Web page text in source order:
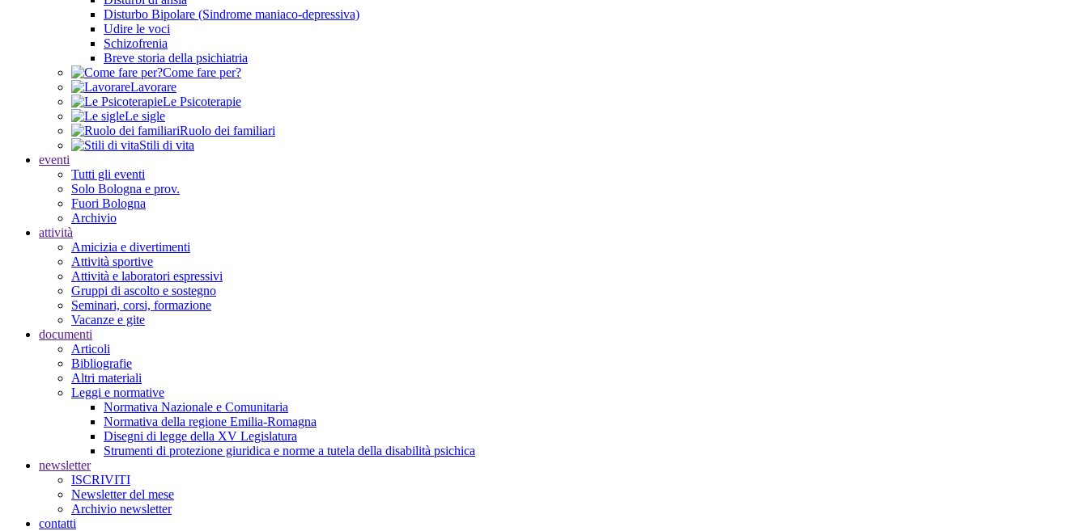
Disturbo Bipolare (Sindrome maniaco-depressiva)
Udire le voci
Schizofrenia
Breve storia della psichiatria
Come fare per?
Lavorare
Le Psicoterapie
Le sigle
Ruolo dei familiari
Stili di vita
eventi
Tutti gli eventi
Solo Bologna e prov.
Fuori Bologna
Archivio
attività
Amicizia e divertimenti
Attività sportive
Attività e laboratori espressivi
Gruppi di ascolto e sostegno
Seminari, corsi, formazione
Vacanze e gite
documenti
Articoli
Bibliografie
Altri materiali
Leggi e normative
Normativa Nazionale e Comunitaria
Normativa della regione Emilia-Romagna
Disegni di legge della XV Legislatura
Strumenti di protezione giuridica e norme a tutela della disabilità psichica
newsletter
ISCRIVITI
Newsletter del mese
Archivio newsletter
contatti